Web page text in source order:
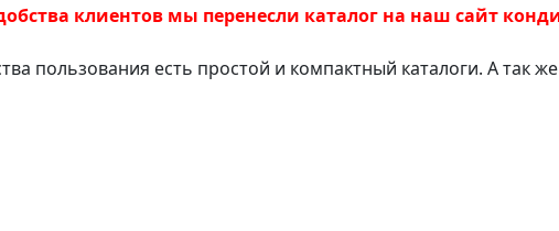
клиентов мы перенесли каталог на наш сайт
пользования есть простой и компактный каталоги. А так